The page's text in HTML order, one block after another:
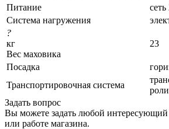
Питание
Система нагружения
?
кг
Вес маховика
23
Посадка
Транспортировочная система
Задать вопрос
Вы можете задать любой интересующий
или работе магазина.